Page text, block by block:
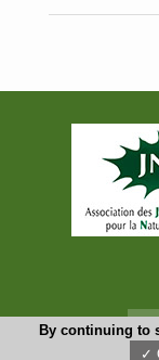
By continuing to
✓